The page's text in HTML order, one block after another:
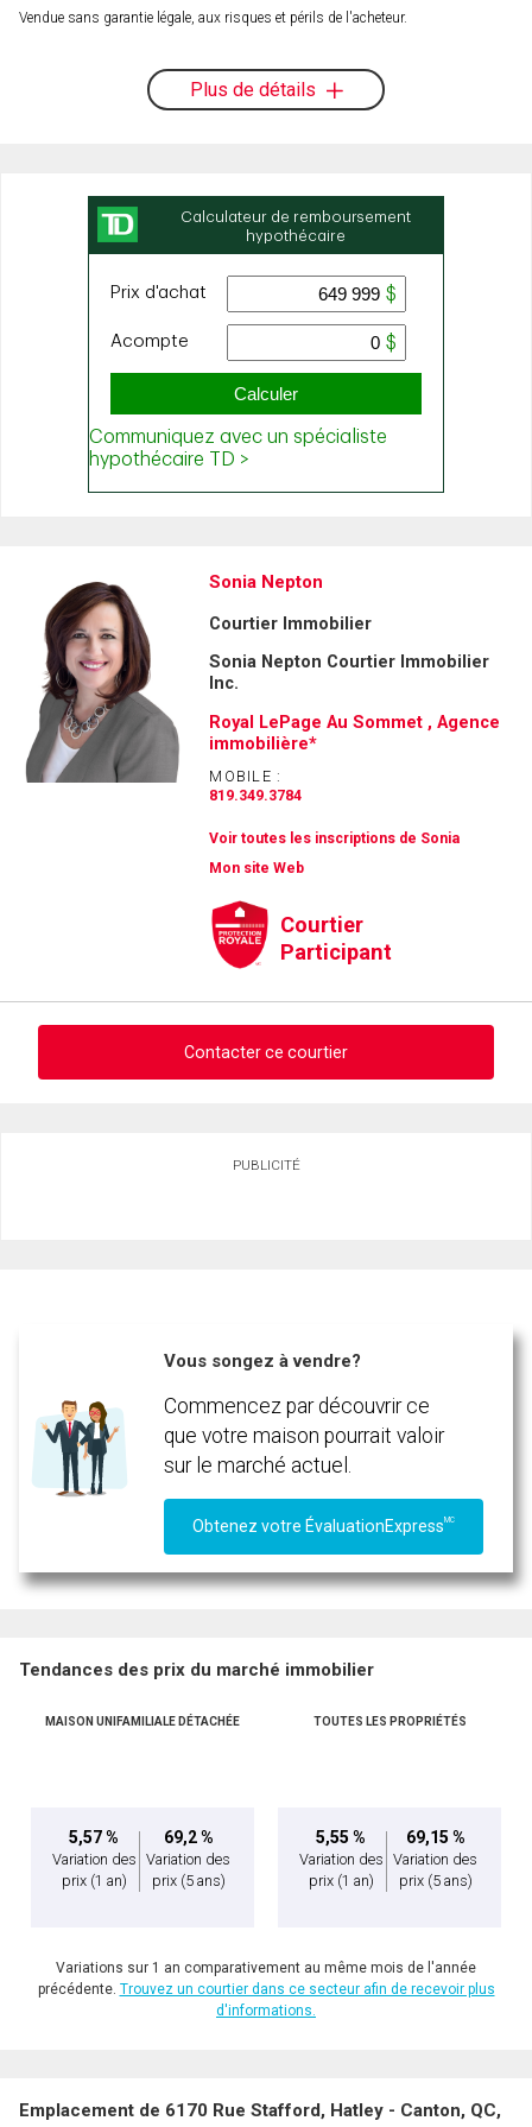
Vendue sans garantie légale, aux risques et périls de l'acheteur.
Plus de détails
Sonia Nepton
Courtier Immobilier
Sonia Nepton Courtier Immobilier
Inc.
Royal LePage Au Sommet , Agence
immobilière*
MOBILE :
819.349.3784
Voir toutes les inscriptions de Sonia
Mon site Web
Courtier
Participant
Contacter ce courtier
PUBLICITÉ
Vous songez à vendre?
Commencez par découvrir ce
que votre maison pourrait valoir
sur le marché actuel.
Obtenez votre ÉvaluationExpressMC
Tendances des prix du marché immobilier
MAISON UNIFAMILIALE DÉTACHÉE
5,57 %
Variation des
prix (1 an)
69,2 %
Variation des
prix (5 ans)
TOUTES LES PROPRIÉTÉS
5,55 %
Variation des
prix (1 an)
69,15 %
Variation des
prix (5 ans)
Variations sur 1 an comparativement au même mois de l'année
précédente. Trouvez un courtier dans ce secteur afin de recevoir plus
d'informations.
Emplacement de 6170 Rue Stafford, Hatley - Canton, QC,